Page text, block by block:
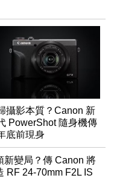
攝影本質？Canon 新
PowerShot 隨身機傳
底前現身
新變局？傳 Canon 將
RF 24-70mm F2L IS